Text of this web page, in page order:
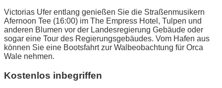
Victorias Ufer entlang genießen Sie die Straßenmusikern
Afernoon Tee (16:00) im The Empress Hotel, Tulpen und
anderen Blumen vor der Landesregierung Gebäude oder
sogar eine Tour des Regierungsgebäudes. Vom Hafen aus
können Sie eine Bootsfahrt zur Walbeobachtung für Orca
Wale nehmen.
Kostenlos inbegriffen